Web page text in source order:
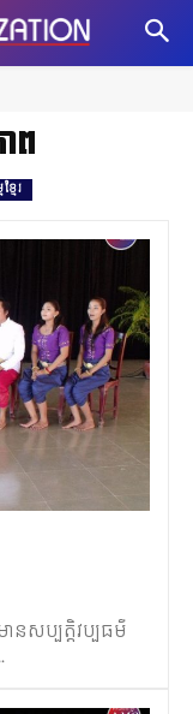
ព
មែរ
ានសប្បត្តិវប្បធម៌